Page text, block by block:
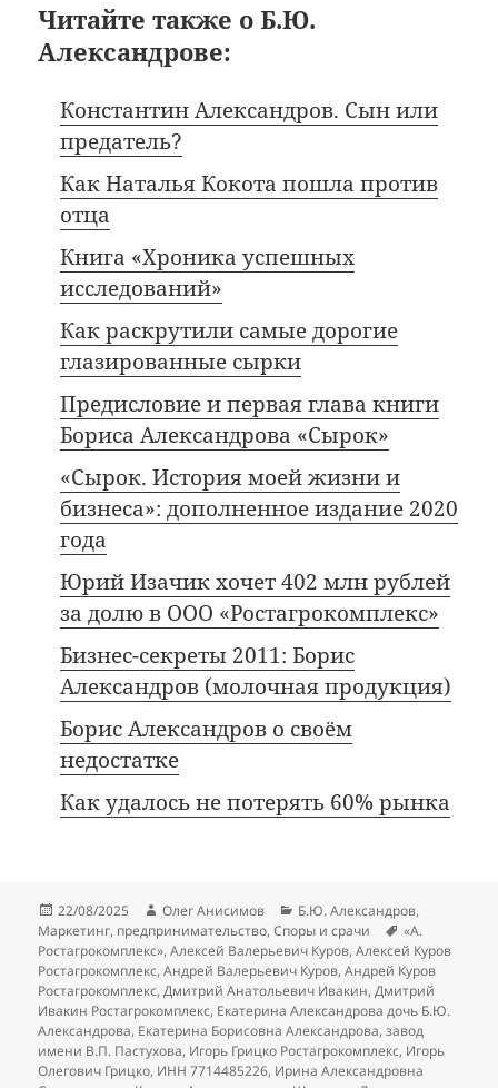
Читайте также о Б.Ю.
Александрове:
Константин Александров. Сын или
предатель?
Как Наталья Кокота пошла против
отца
Книга «Хроника успешных
исследований»
Как раскрутили самые дорогие
глазированные сырки
Предисловие и первая глава книги
Бориса Александрова «Сырок»
«Сырок. История моей жизни и
бизнеса»: дополненное издание 2020
года
Юрий Изачик хочет 402 млн рублей
за долю в ООО «Ростагрокомплекс»
Бизнес-секреты 2011: Борис
Александров (молочная продукция)
Борис Александров о своём
недостатке
Как удалось не потерять 60% рынка
Опубликовано
22/08/2025 Автор
Олег Анисимов Рубрики
Б.Ю. Александров,
Маркетинг, предпринимательство,Споры и срачи Метки
«А.
Ростагрокомплекс»,Алексей Валерьевич Куров,Алексей Куров
Ростагрокомплекс,Андрей Валерьевич Куров,Андрей Куров
Ростагрокомплекс,Дмитрий Анатольевич Ивакин,Дмитрий
Ивакин Ростагрокомплекс, Екатерина Александрова дочь Б.Ю.
Александрова, Екатерина Борисовна Александрова,завод
имени В.П. Пастухова, Игорь Грицко Ростагрокомплекс, Игорь
Олегович Грицко, ИНН 7714485226, Ирина Александровна